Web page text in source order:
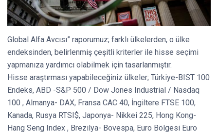
Global Alfa Avcısı” raporumuz; farklı ülkelerden, o ülke
endeksinden, belirlenmiş çeşitli kriterler ile hisse seçimi
yapmanıza yardımcı olabilmek için tasarlanmıştır.
Hisse araştırması yapabileceğiniz ülkeler; Türkiye-BIST 100
Endeks, ABD -S&P 500 / Dow Jones Industrial / Nasdaq
100 , Almanya- DAX, Fransa CAC 40, İngiltere FTSE 100,
Kanada, Rusya RTSI$, Japonya- Nikkei 225, Hong Kong-
Hang Seng Index , Brezilya- Bovespa, Euro Bölgesi Euro